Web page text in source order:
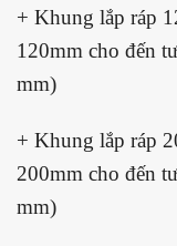
+ Khung lắp ráp
120mm cho đến
mm)
+ Khung lắp ráp
200mm cho đến
mm)